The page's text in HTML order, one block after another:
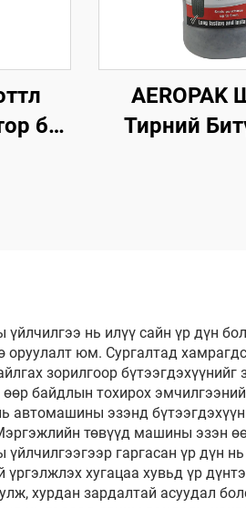
ба
AEROPAK
Тирний
нь илүү сайн үр дүн
оруулалт юм. Сургалтад
зорилгоор
өөр байдлын тохирох
автомашины эзэнд
төвүүд машины эзэн
гаргасан үр дүн
хугацаа хувьд үр
хурдан зардалтай асуудал